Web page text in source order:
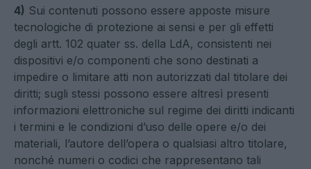
4) Sui contenuti possono essere apposte misure
tecnologiche di protezione ai sensi e per gli effetti
degli artt. 102 quater ss. della LdA, consistenti nei
dispositivi e/o componenti che sono destinati a
impedire o limitare atti non autorizzati dal titolare dei
diritti; sugli stessi possono essere altresì presenti
informazioni elettroniche sul regime dei diritti indicanti
i termini e le condizioni d’uso delle opere e/o dei
materiali, l’autore dell’opera o qualsiasi altro titolare,
nonché numeri o codici che rappresentano tali